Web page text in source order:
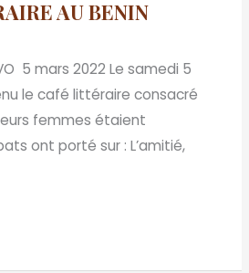
AU BENIN
5 mars 2022 Le samedi 5
le café littéraire consacré
femmes étaient
ont porté sur : L’amitié,